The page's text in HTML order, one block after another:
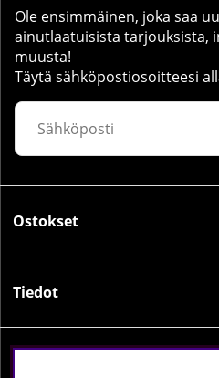
Ole ensimmäinen, joka saa
ainutlaatuisista tarjouksista,
muusta!
Täytä sähköpostiosoitteesi
Ostokset
Tiedot